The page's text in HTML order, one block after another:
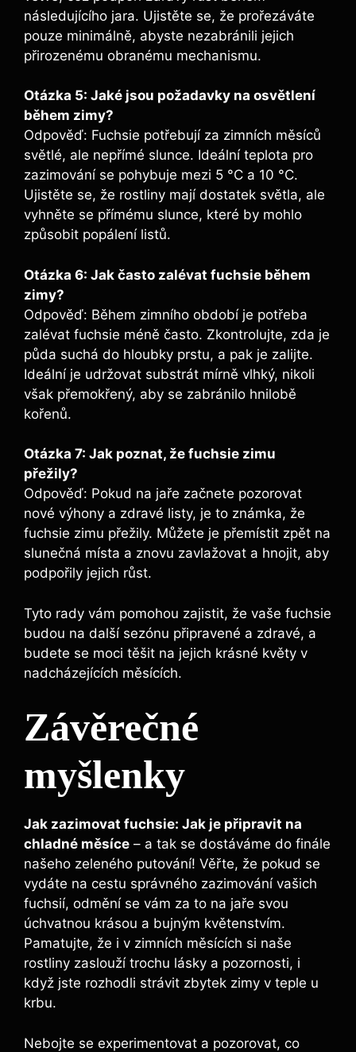
následujícího jara. Ujistěte se, že prořezáváte
pouze minimálně, abyste nezabránili jejich
přirozenému obranému mechanismu.
Otázka 5: Jaké jsou požadavky na osvětlení
během zimy?
Odpověď: Fuchsie potřebují za zimních měsíců
světlé, ale nepřímé slunce. Ideální teplota pro
zazimování se pohybuje mezi 5 °C a 10 °C.
Ujistěte se, že rostliny mají dostatek světla, ale
vyhněte se přímému slunce, které by mohlo
způsobit popálení listů.
Otázka 6: Jak často zalévat fuchsie během
zimy?
Odpověď: Během zimního období je potřeba
zalévat fuchsie méně často. Zkontrolujte, zda je
půda suchá do hloubky prstu, a pak je zalijte.
Ideální je udržovat substrát mírně vlhký, nikoli
však přemokřený, aby se zabránilo hnilobě
kořenů.
Otázka 7: Jak poznat, že fuchsie zimu
přežily?
Odpověď: Pokud na jaře začnete pozorovat
nové výhony a zdravé listy, je to známka, že
fuchsie zimu přežily. Můžete je přemístit zpět na
slunečná místa a znovu zavlažovat a hnojit, aby
podpořily jejich růst.
Tyto rady vám pomohou zajistit, že vaše fuchsie
budou na další sezónu připravené a zdravé, a
budete se moci těšit na jejich krásné květy v
nadcházejících měsících.
Závěrečné
myšlenky
Jak zazimovat fuchsie: Jak je připravit na
chladné měsíce – a tak se dostáváme do finále
našeho zeleného putování! Věřte, že pokud se
vydáte na cestu správného zazimování vašich
fuchsií, odmění se vám za to na jaře svou
úchvatnou krásou a bujným květenstvím.
Pamatujte, že i v zimních měsících si naše
rostliny zaslouží trochu lásky a pozornosti, i
když jste rozhodli strávit zbytek zimy v teple u
krbu.
Nebojte se experimentovat a pozorovat, co